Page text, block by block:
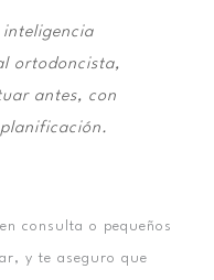
ortodoncista,
antes, con
consulta o pequeños
y te aseguro que